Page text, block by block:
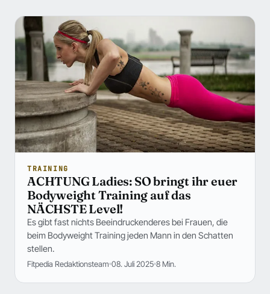
TRAINING
ACHTUNG Ladies: SO bringt ihr euer
Bodyweight Training auf das
NÄCHSTE Level!
Es gibt fast nichts Beeindruckenderes bei Frauen, die
beim Bodyweight Training jeden Mann in den Schatten
stellen.
Fitpedia Redaktionsteam 08. Juli 2025 8 Min.